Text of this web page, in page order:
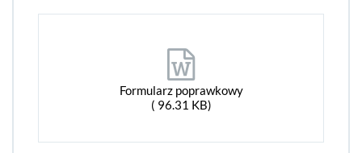
Formularz poprawkowy
( 96.31 KB)